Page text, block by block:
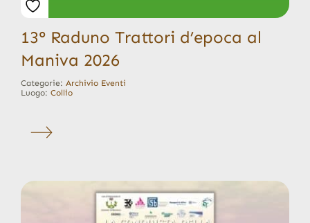
13° Raduno Trattori d’epoca al
Maniva 2026
Categorie: Archivio Eventi
Luogo: Collio